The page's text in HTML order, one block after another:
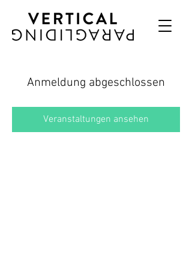
Anmeldung abgeschlossen
Veranstaltungen ansehen